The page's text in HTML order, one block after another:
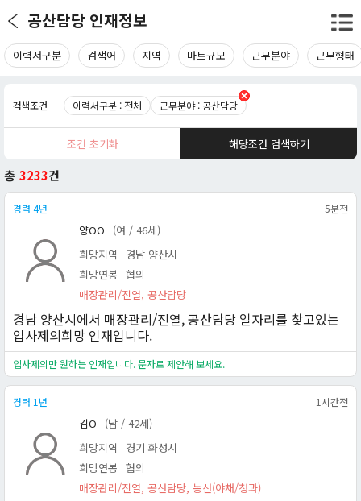
공산담당 인재정보
이력서구분 검색어 지역 마트규모 근무분야 근무형태
검색조건 이력서구분 : 전체 근무분야 : 공산담당
조건 초기화 해당조건 검색하기
총 3233건
경력 4년 5분전
양OO
(여 / 46세)
희망지역
경남 양산시
희망연봉 협의
매장관리/진열, 공산담당
경남 양산시에서 매장관리/진열, 공산담당 일자리를 찾고있는
입사제의희망 인재입니다.
입사제의만 원하는 인재입니다. 문자로 제안해 보세요.
경력 1년 1시간전
김O
(남 / 42세)
희망지역
경기 화성시
희망연봉 협의
매장관리/진열, 공산담당, 농산(야채/청과)